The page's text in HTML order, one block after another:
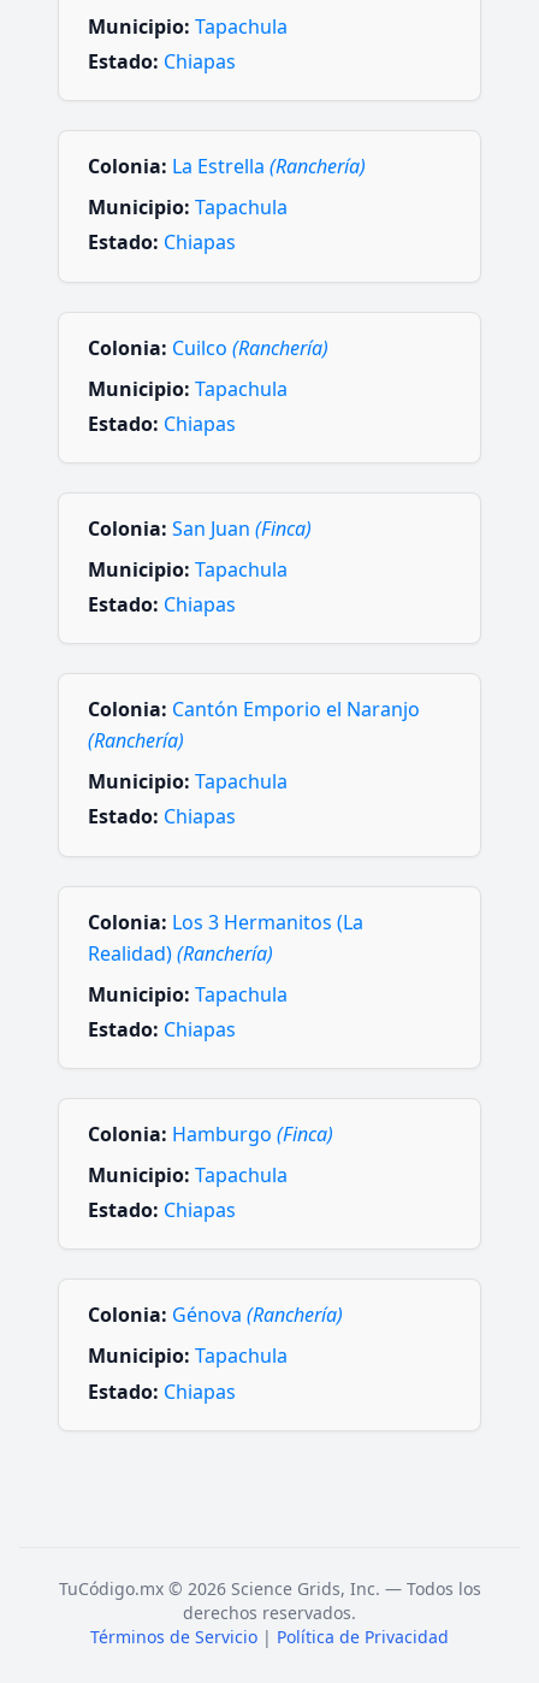
Municipio: Tapachula
Estado: Chiapas
Colonia: La Estrella (Ranchería)
Municipio: Tapachula
Estado: Chiapas
Colonia: Cuilco (Ranchería)
Municipio: Tapachula
Estado: Chiapas
Colonia: San Juan (Finca)
Municipio: Tapachula
Estado: Chiapas
Colonia: Cantón Emporio el Naranjo
(Ranchería)
Municipio: Tapachula
Estado: Chiapas
Colonia: Los 3 Hermanitos (La
Realidad)(Ranchería)
Municipio: Tapachula
Estado: Chiapas
Colonia: Hamburgo (Finca)
Municipio: Tapachula
Estado: Chiapas
Colonia: Génova (Ranchería)
Municipio: Tapachula
Estado: Chiapas
TuCódigo.mx © 2026 Science Grids, Inc. — Todos los
derechos reservados.
Términos de Servicio | Política de Privacidad